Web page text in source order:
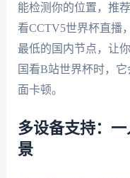
能检测你的位置，推
看CCTV5世界杯直播
最低的国内节点，让
国看B站世界杯时，
面卡顿。
多设备支持：
景